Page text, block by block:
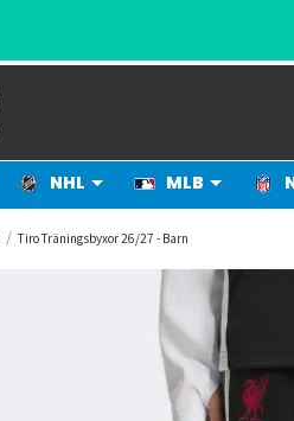
NHL MLB
Tiro Träningsbyxor 26/27 - Barn